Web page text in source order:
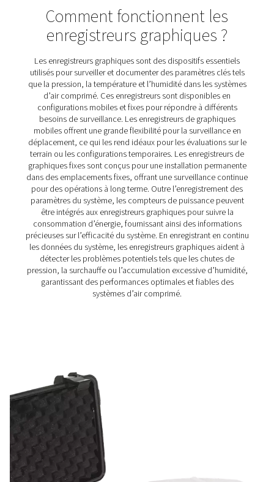
PMH PM 600 Compteurs de courant
Le compteur mobile de courant PMH PM 600 mesure la
courant et la puissance, garantissant une surveillance
la transmission Modbus. Compatible avec Checkbox M
offre un fonctionnement sûr avec des boucles
des transformateurs de courant.